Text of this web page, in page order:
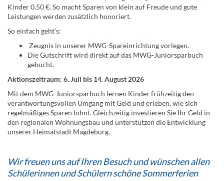
Kinder 0,50 €. So macht Sparen von klein auf Freude und gute
Leistungen werden zusätzlich honoriert.
So einfach geht’s:
Zeugnis in unserer MWG-Spareinrichtung vorlegen.
Die Gutschrift wird direkt auf das MWG-Juniorsparbuch
gebucht.
Aktionszeitraum: 6. Juli bis 14. August 2026
Mit dem MWG-Juniorsparbuch lernen Kinder frühzeitig den
verantwortungsvollen Umgang mit Geld und erleben, wie sich
regelmäßiges Sparen lohnt. Gleichzeitig investieren Sie Ihr Geld in
den regionalen Wohnungsbau und unterstützen die Entwicklung
unserer Heimatstadt Magdeburg.
Wir freuen uns auf Ihren Besuch und wünschen allen
Schülerinnen und Schülern schöne Sommerferien